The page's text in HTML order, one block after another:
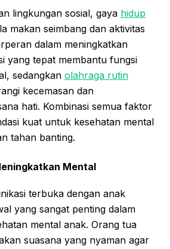
lingkungan sosial, gaya hidup
makan seimbang dan aktivitas
dalam meningkatkan
yang tepat membantu fungsi
sedangkan olahraga rutin
kecemasan dan
hati. Kombinasi semua faktor
kuat untuk kesehatan mental
tahan banting.
Mental
terbuka dengan anak
yang sangat penting dalam
mental anak. Orang tua
suasana yang nyaman agar